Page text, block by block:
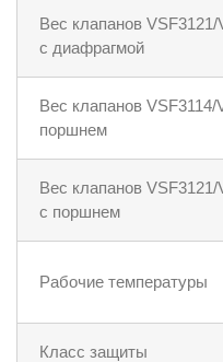
Вес клапанов VSF3121/
с диафрагмой
Вес клапанов VSF3114/
поршнем
Вес клапанов VSF3121/
с поршнем
Рабочие температуры
Класс защиты